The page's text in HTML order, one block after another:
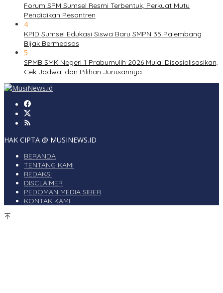
Forum SPM Sumsel Resmi Terbentuk, Perkuat Mutu
Pendidikan Pesantren
4
KPID Sumsel Edukasi Siswa Baru SMPN 35 Palembang
Bijak Bermedsos
5
SPMB SMK Negeri 1 Prabumulih 2026 Mulai Disosialisasikan,
Cek Jadwal dan Pilihan Jurusannya
HAK CIPTA @ MUSINEWS.ID
BERANDA
TENTANG KAMI
REDAKSI
DISCLAIMER
PEDOMAN MEDIA SIBER
KONTAK KAMI